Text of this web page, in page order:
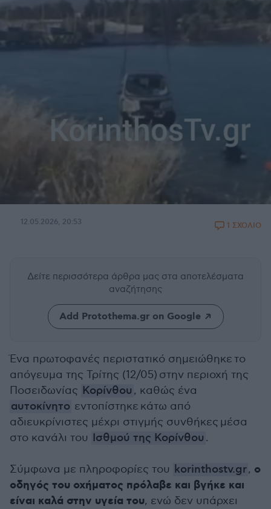
12.05.2026, 20:53 1 ΣΧΟΛΙΟ
Δείτε περισσότερα άρθρα μας στα αποτελέσματα
αναζήτησης
Add Protothema.gr on Google
Ένα πρωτοφανές περιστατικό σημειώθηκε το
απόγευμα της Τρίτης (12/05) στην περιοχή της
Ποσειδωνίας Κορίνθου , καθώς ένα
αυτοκίνητο εντοπίστηκε κάτω από
αδιευκρίνιστες μέχρι στιγμής συνθήκες μέσα
στο κανάλι του Ισθμού της Κορίνθου .
Σύμφωνα με πληροφορίες του korinthostv.gr, ο
οδηγός του οχήματος πρόλαβε και βγήκε και
είναι καλά στην υγεία του, ενώ δεν υπάρχει